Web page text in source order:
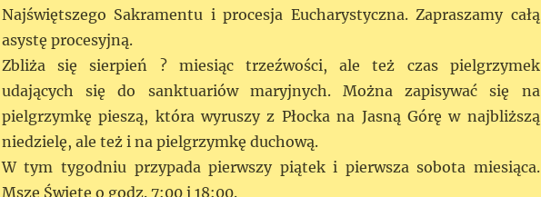
Najświętszego Sakramentu i procesja Eucharystyczna. Zapraszamy całą
asystę procesyjną.
Zbliża się sierpień ? miesiąc trzeźwości, ale też czas pielgrzymek
udających się do sanktuariów maryjnych. Można zapisywać się na
pielgrzymkę pieszą, która wyruszy z Płocka na Jasną Górę w najbliższą
niedzielę, ale też i na pielgrzymkę duchową.
W tym tygodniu przypada pierwszy piątek i pierwsza sobota miesiąca.
Msze Święte o godz. 7:00 i 18:00.